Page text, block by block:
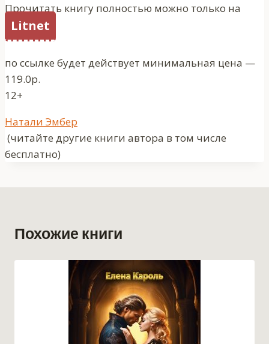
Прочитать книгу полностью можно только на
Litnet
по ссылке будет действует минимальная цена —
119.0р.
12+
Метки
записи:
Натали Эмбер
(читайте другие книги автора в том числе
бесплатно)
Похожие книги